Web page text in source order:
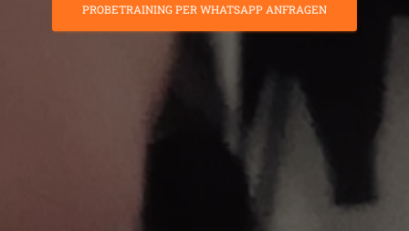
PROBETRAINING PER WHATSAPP ANFRAGEN